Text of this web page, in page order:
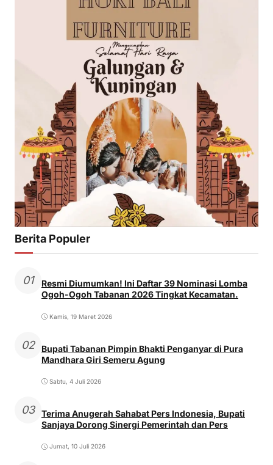
Berita Populer
01
Resmi Diumumkan! Ini Daftar 39 Nominasi Lomba
Ogoh-Ogoh Tabanan 2026 Tingkat Kecamatan.
Kamis, 19 Maret 2026
02
Bupati Tabanan Pimpin Bhakti Penganyar di Pura
Mandhara Giri Semeru Agung
Sabtu, 4 Juli 2026
03
Terima Anugerah Sahabat Pers Indonesia, Bupati
Sanjaya Dorong Sinergi Pemerintah dan Pers
Jumat, 10 Juli 2026